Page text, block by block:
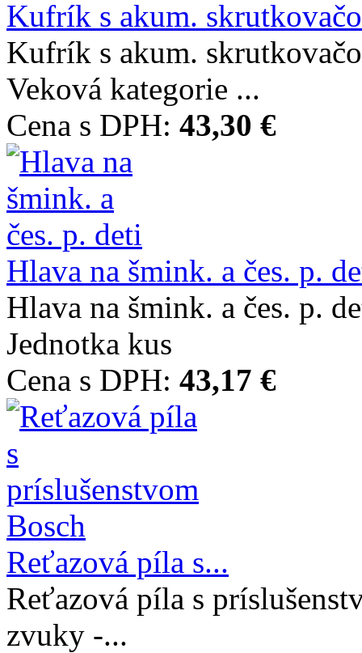
Kufrík s akum.
Kufrík s akum.
Veková kategorie ...
Cena s DPH: 43,30 €
Hlava na šmink. a čes. p.
Hlava na šmink. a čes. p.
Jednotka kus
Cena s DPH: 43,17 €
Reťazová píla s...
Reťazová píla s
zvuky -...